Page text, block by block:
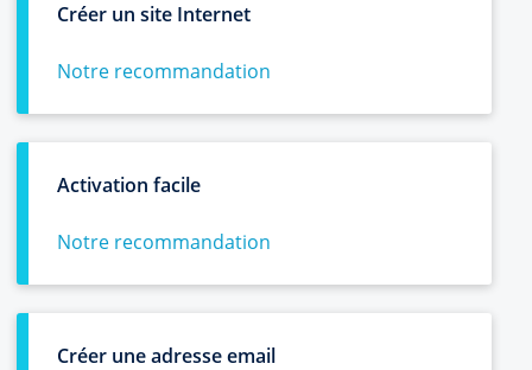
Créer un site Internet
Notre recommandation
Activation facile
Notre recommandation
Créer une adresse email